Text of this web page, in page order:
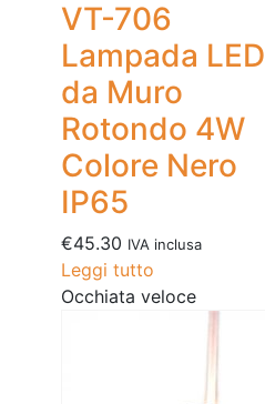
VT-706
Lampada LED
da Muro
Rotondo 4W
Colore Nero
IP65
€45.30 IVA inclusa
Leggi tutto
Occhiata veloce